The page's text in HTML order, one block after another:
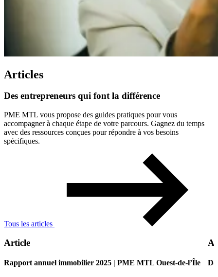
Articles
Des entrepreneurs qui font la différence
PME MTL vous propose des guides pratiques pour vous
accompagner à chaque étape de votre parcours. Gagnez du temps
avec des ressources conçues pour répondre à vos besoins
spécifiques.
Tous les articles
Article
Rapport annuel immobilier 2025 | PME MTL Ouest-de-l’Île